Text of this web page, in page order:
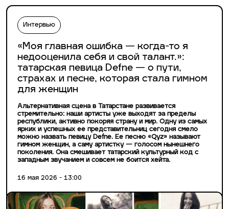
Интервью
«Моя главная ошибка — когда-то я
недооценила себя и свой талант.»:
татарская певица Defne — о пути,
страхах и песне, которая стала гимном
для женщин
Альтернативная сцена в Татарстане развивается
стремительно: наши артисты уже выходят за пределы
республики, активно покоряя страну и мир. Одну из самых
ярких и успешных ее представительниц сегодня смело
можно назвать певицу Defne. Ее песню «Qyz» называют
гимном женщин, а саму артистку — голосом нынешнего
поколения. Она смешивает татарский культурный код с
западным звучанием и совсем не боится хейта.
16 мая 2026 - 13:00